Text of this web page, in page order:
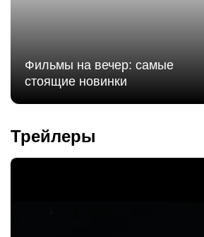
Фильмы на вечер: самые
стоящие новинки
Трейлеры